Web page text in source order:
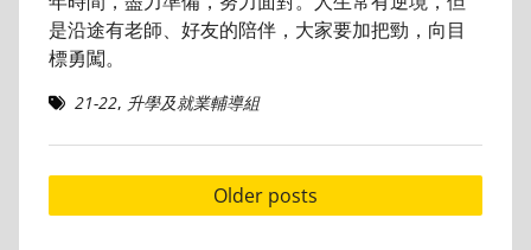
是沿途有老師、好友的陪伴，大家要加把勁，向目
標勇闖。
21-22, 升學及就業輔導組
Posts
navigation
Older posts